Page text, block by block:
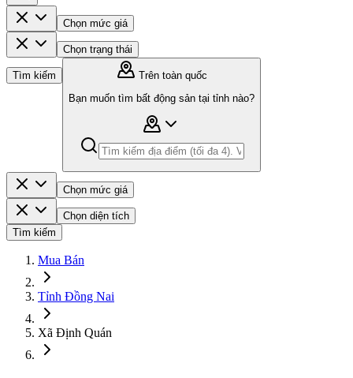
Chọn mức giá
Chọn trạng thái
Tìm kiếm
Trên toàn quốc
Bạn muốn tìm bất động sản tại tỉnh nào?
Chọn mức giá
Chọn diện tích
Tìm kiếm
Mua Bán
Tỉnh Đồng Nai
Xã Định Quán